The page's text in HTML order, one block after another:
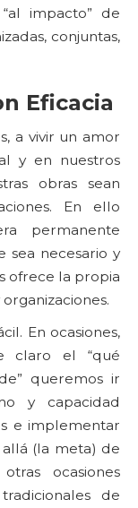
impacto” de
conjuntas,
Eficacia
a vivir un amor
y en nuestros
obras sean
En ello
permanente
sea necesario y
ofrece la propia
En ocasiones,
claro el “qué
queremos ir
y capacidad
e implementar
allá (la meta) de
ocasiones
de